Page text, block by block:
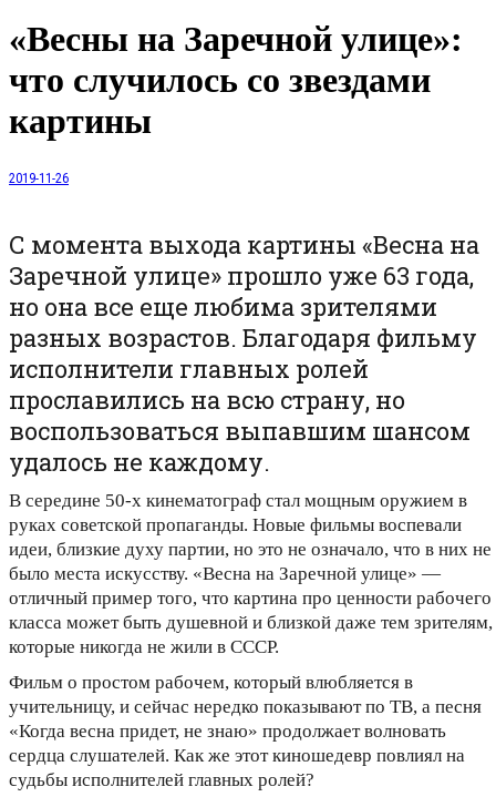
«Весны на Заречной улице»:
что случилось со звездами
картины
2019-11-26
С момента выхода картины «Весна на
Заречной улице» прошло уже 63 года,
но она все еще любима зрителями
разных возрастов. Благодаря фильму
исполнители главных ролей
прославились на всю страну, но
воспользоваться выпавшим шансом
удалось не каждому.
В середине 50-х кинематограф стал мощным оружием в
руках советской пропаганды. Новые фильмы воспевали
идеи, близкие духу партии, но это не означало, что в них не
было места искусству. «Весна на Заречной улице» —
отличный пример того, что картина про ценности рабочего
класса может быть душевной и близкой даже тем зрителям,
которые никогда не жили в СССР.
Фильм о простом рабочем, который влюбляется в
учительницу, и сейчас нередко показывают по ТВ, а песня
«Когда весна придет, не знаю» продолжает волновать
сердца слушателей. Как же этот киношедевр повлиял на
судьбы исполнителей главных ролей?